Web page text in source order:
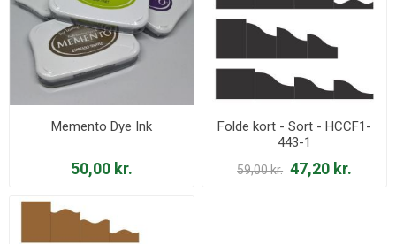
Memento Dye Ink
50,00 kr.
Folde kort - Sort - HCCF1-
443-1
59,00 kr. 47,20 kr.